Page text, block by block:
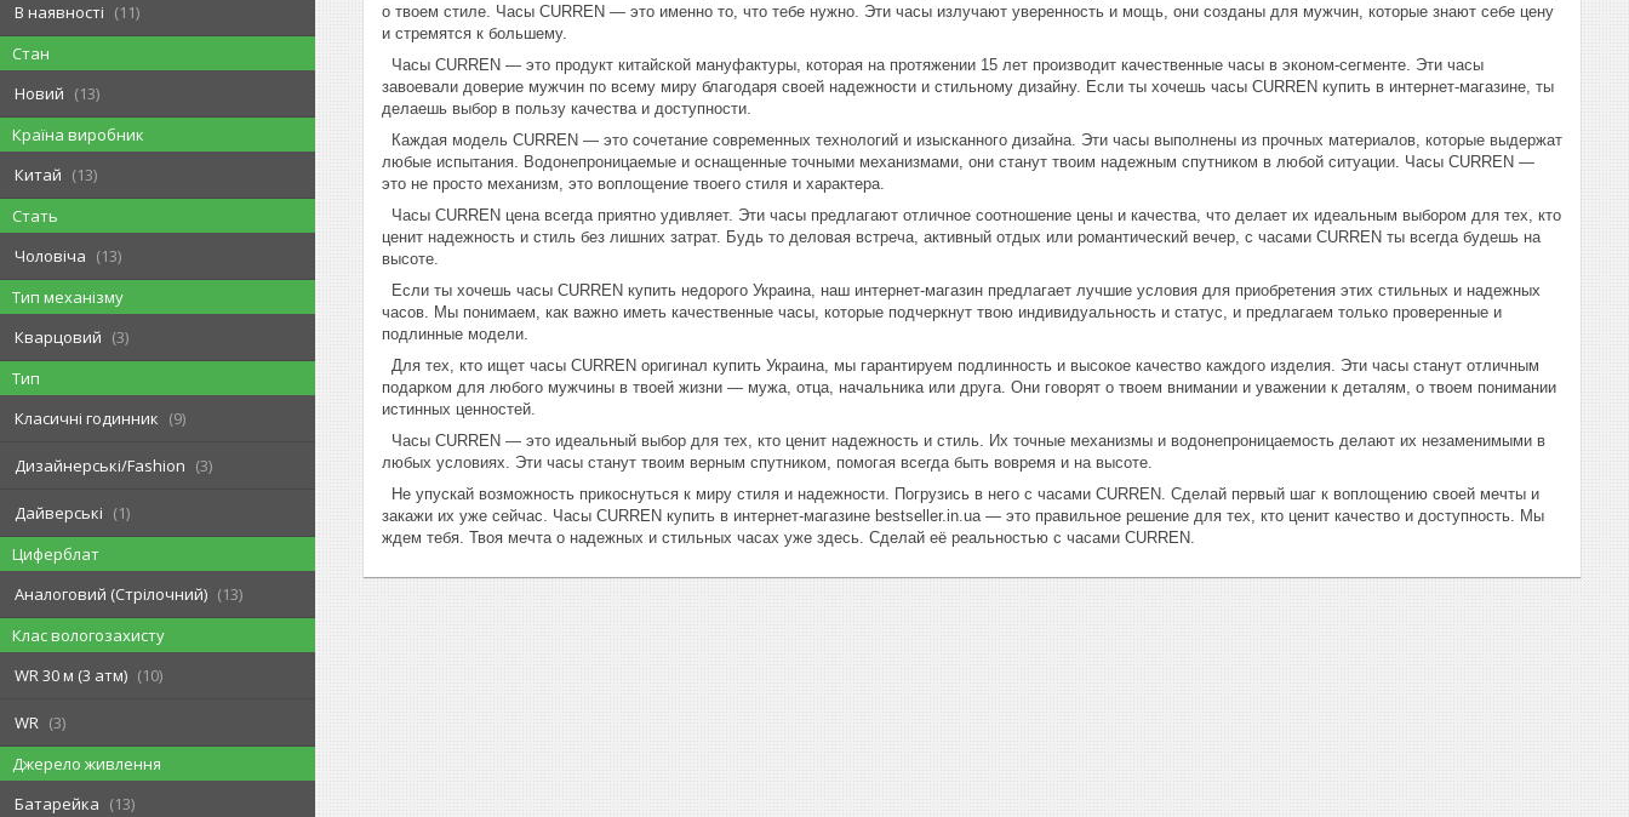
В наявності
11
Стан
Новий
13
Країна виробник
Китай
13
Стать
Чоловіча
13
Тип механізму
Кварцовий
3
Тип
Класичні годинник
9
Дизайнерські/Fashion 3
Дайверські
1
Циферблат
Аналоговий (Стрілочний)
13
Клас вологозахисту
WR 30 м (3 атм)
10
WR
3
Джерело живлення
Батарейка
13
о твоем стиле. Часы CURREN — это именно то, что тебе нужно. Эти часы излучают уверенность и мощь, они созданы для мужчин, которые знают себе цену
и стремятся к большему.
Часы CURREN — это продукт китайской мануфактуры, которая на протяжении 15 лет производит качественные часы в эконом-сегменте. Эти часы
завоевали доверие мужчин по всему миру благодаря своей надежности и стильному дизайну. Если ты хочешь часы CURREN купить в интернет-магазине, ты
делаешь выбор в пользу качества и доступности.
Каждая модель CURREN — это сочетание современных технологий и изысканного дизайна. Эти часы выполнены из прочных материалов, которые выдержат
любые испытания. Водонепроницаемые и оснащенные точными механизмами, они станут твоим надежным спутником в любой ситуации. Часы CURREN —
это не просто механизм, это воплощение твоего стиля и характера.
Часы CURREN цена всегда приятно удивляет. Эти часы предлагают отличное соотношение цены и качества, что делает их идеальным выбором для тех, кто
ценит надежность и стиль без лишних затрат. Будь то деловая встреча, активный отдых или романтический вечер, с часами CURREN ты всегда будешь на
высоте.
Если ты хочешь часы CURREN купить недорого Украина, наш интернет-магазин предлагает лучшие условия для приобретения этих стильных и надежных
часов. Мы понимаем, как важно иметь качественные часы, которые подчеркнут твою индивидуальность и статус, и предлагаем только проверенные и
подлинные модели.
Для тех, кто ищет часы CURREN оригинал купить Украина, мы гарантируем подлинность и высокое качество каждого изделия. Эти часы станут отличным
подарком для любого мужчины в твоей жизни — мужа, отца, начальника или друга. Они говорят о твоем внимании и уважении к деталям, о твоем понимании
истинных ценностей.
Часы CURREN — это идеальный выбор для тех, кто ценит надежность и стиль. Их точные механизмы и водонепроницаемость делают их незаменимыми в
любых условиях. Эти часы станут твоим верным спутником, помогая всегда быть вовремя и на высоте.
Не упускай возможность прикоснуться к миру стиля и надежности. Погрузись в него с часами CURREN. Сделай первый шаг к воплощению своей мечты и
закажи их уже сейчас. Часы CURREN купить в интернет-магазине bestseller.in.ua — это правильное решение для тех, кто ценит качество и доступность. Мы
ждем тебя. Твоя мечта о надежных и стильных часах уже здесь. Сделай её реальностью с часами CURREN.